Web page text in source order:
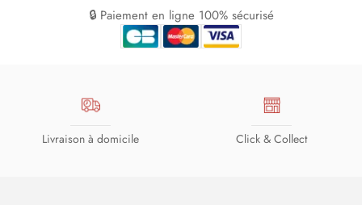
🔒 Paiement en ligne 100% sécurisé
Livraison à domicile Click & Collect